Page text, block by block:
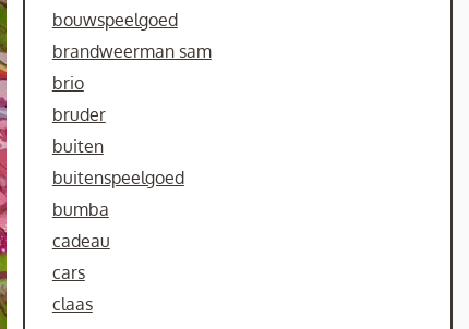
bouwspeelgoed
brandweerman sam
brio
bruder
buiten
buitenspeelgoed
bumba
cadeau
cars
claas